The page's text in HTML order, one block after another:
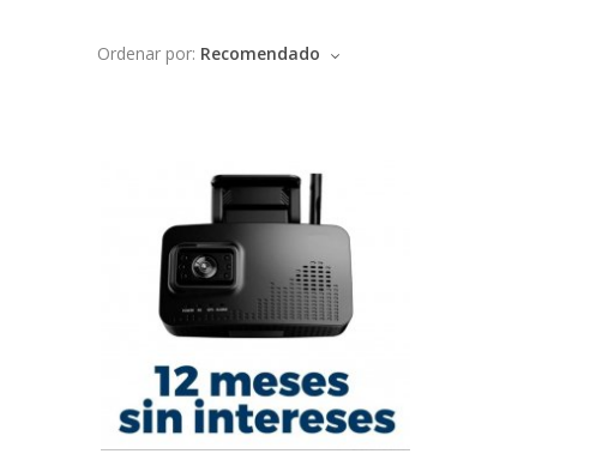
Ordenar por: Recomendado